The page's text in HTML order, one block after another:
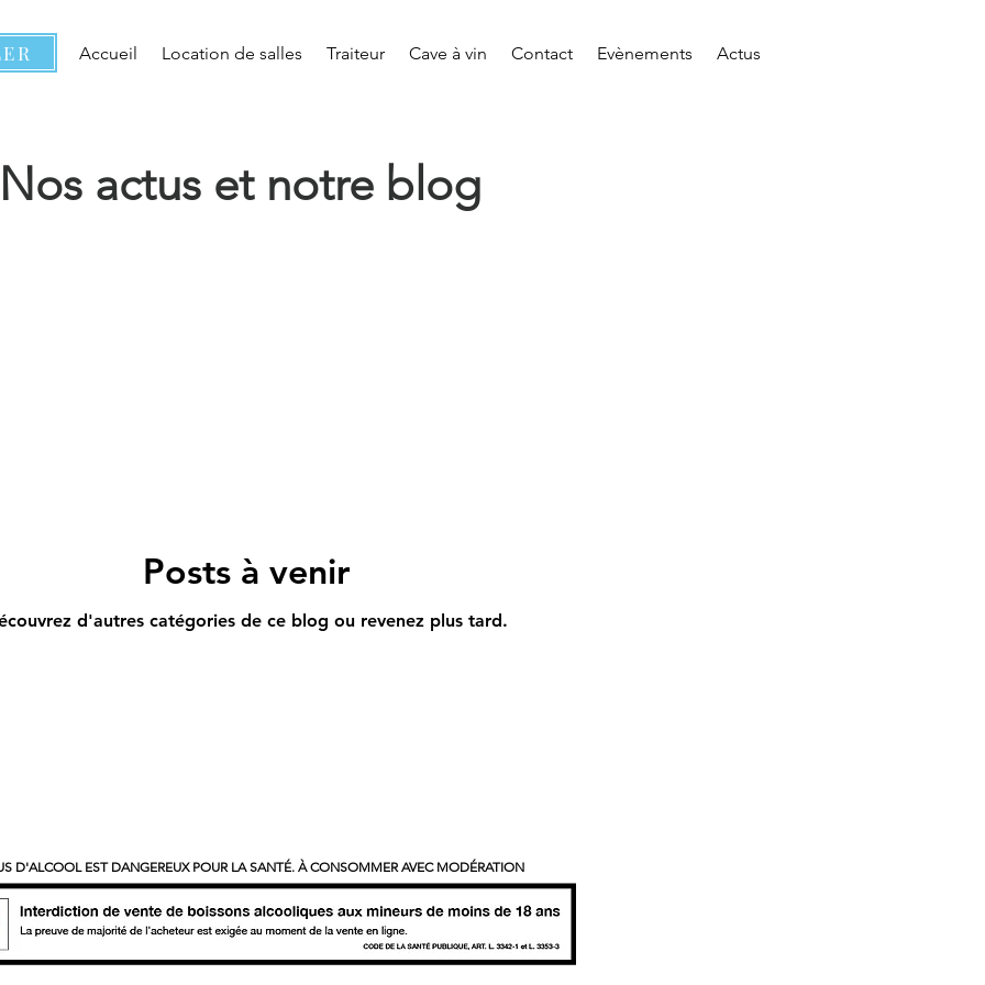
Accueil Location de salles Traiteur Cave à vin Contact Evènements Actus
Nos actus et notre blog
Posts à venir
d'autres catégories de ce blog ou revenez plus tard.
D'ALCOOL EST DANGEREUX POUR LA SANTÉ. À CONSOMMER AVEC MODÉRATION